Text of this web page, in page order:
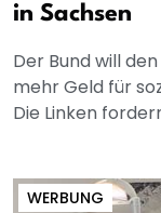
in Sachsen
Der Bund will
mehr Geld für
Die Linken
WERBUNG